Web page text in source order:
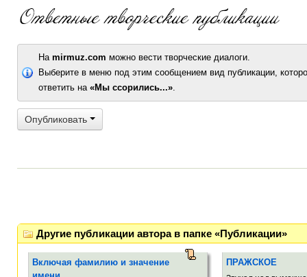
На mirmuz.com можно вести творческие диалоги.
Выберите в меню под этим сообщением вид публикации,
ответить на «Мы ссорились...»
Опубликовать
Другие публикации автора в папке «Публикации»
Включая фамилию и значение
ПРАЖСКОЕ